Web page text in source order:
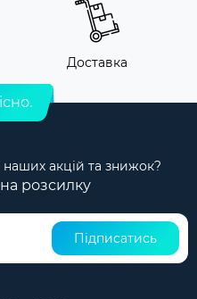
Доставка
наших акцій та знижок?
розсилку
Підписатись